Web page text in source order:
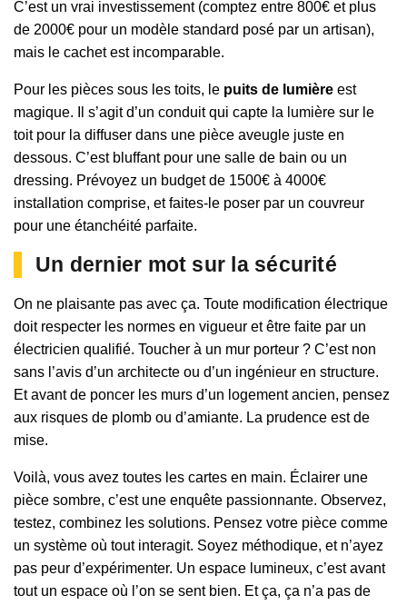
C’est un vrai investissement (comptez entre 800€ et plus
de 2000€ pour un modèle standard posé par un artisan),
mais le cachet est incomparable.
Pour les pièces sous les toits, le puits de lumière est
magique. Il s’agit d’un conduit qui capte la lumière sur le
toit pour la diffuser dans une pièce aveugle juste en
dessous. C’est bluffant pour une salle de bain ou un
dressing. Prévoyez un budget de 1500€ à 4000€
installation comprise, et faites-le poser par un couvreur
pour une étanchéité parfaite.
Un dernier mot sur la sécurité
On ne plaisante pas avec ça. Toute modification électrique
doit respecter les normes en vigueur et être faite par un
électricien qualifié. Toucher à un mur porteur ? C’est non
sans l’avis d’un architecte ou d’un ingénieur en structure.
Et avant de poncer les murs d’un logement ancien, pensez
aux risques de plomb ou d’amiante. La prudence est de
mise.
Voilà, vous avez toutes les cartes en main. Éclairer une
pièce sombre, c’est une enquête passionnante. Observez,
testez, combinez les solutions. Pensez votre pièce comme
un système où tout interagit. Soyez méthodique, et n’ayez
pas peur d’expérimenter. Un espace lumineux, c’est avant
tout un espace où l’on se sent bien. Et ça, ça n’a pas de